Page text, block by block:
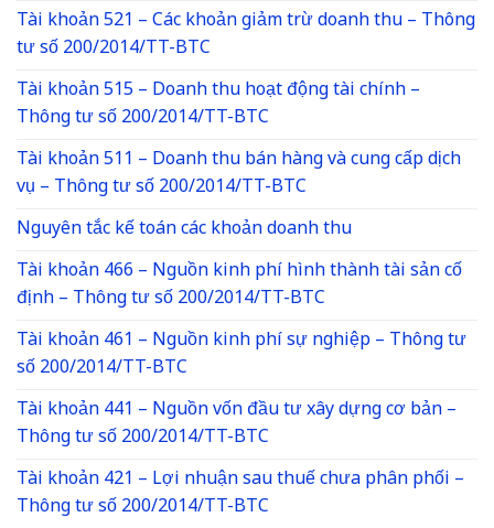
Tài khoản 521 – Các khoản giảm trừ doanh thu – Thông
tư số 200/2014/TT-BTC
Tài khoản 515 – Doanh thu hoạt động tài chính –
Thông tư số 200/2014/TT-BTC
Tài khoản 511 – Doanh thu bán hàng và cung cấp dịch
vụ – Thông tư số 200/2014/TT-BTC
Nguyên tắc kế toán các khoản doanh thu
Tài khoản 466 – Nguồn kinh phí hình thành tài sản cố
định – Thông tư số 200/2014/TT-BTC
Tài khoản 461 – Nguồn kinh phí sự nghiệp – Thông tư
số 200/2014/TT-BTC
Tài khoản 441 – Nguồn vốn đầu tư xây dựng cơ bản –
Thông tư số 200/2014/TT-BTC
Tài khoản 421 – Lợi nhuận sau thuế chưa phân phối –
Thông tư số 200/2014/TT-BTC